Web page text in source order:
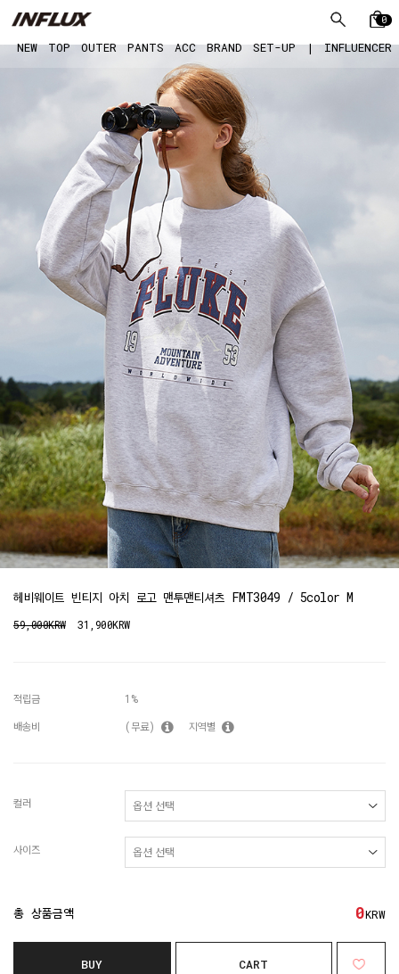
0
NEW TOP OUTER PANTS ACC BRAND SET-UP | INFLUENCER
헤비웨이트 빈티지 아치 로고 맨투맨티셔츠 FMT3049 / 5color M
59,000KRW 31,900KRW
적립금
1%
배송비
(무료) 지역별
컬러
사이즈
총 상품금액 0KRW
BUY CART